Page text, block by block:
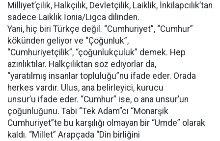
Milliyet’çilik, Halkçılık, Devletçilik, Laiklik, İnkilapcılık’tan
sadece Laiklik İonia/Ligca dilinden.
Yani, hiç biri Türkçe değil. “Cumhuriyet”, “Cumhur”
kökünden geliyor ve “Çoğunluk”,
“Cumhuriyetçilik”, “çoğunlukçuluk” demek. Hep
azınlıktılar. Halkçılıktan söz ediyorlar da,
“yaratılmış insanlar topluluğu”nu ifade eder. Orada
herkes vardır. Ulus, ana belirleyici, kurucu
unsur’u ifade eder. “Cumhur” ise, o ana unsur’un
çoğunluğunu. Tabi “Tek Adam”cı “Monarşik
Cumhuriyet”te bu karşılığı olmayan bir “Umde” olarak
kaldı. “Millet” Arapçada “Din birliğini